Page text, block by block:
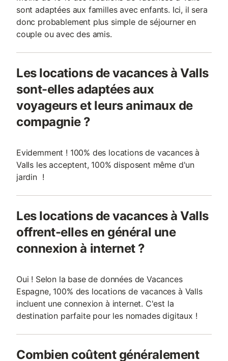
sont adaptées aux familles avec enfants. Ici, il sera
donc probablement plus simple de séjourner en
couple ou avec des amis.
Les locations de vacances à Valls
sont-elles adaptées aux
voyageurs et leurs animaux de
compagnie ?
Evidemment ! 100% des locations de vacances à
Valls les acceptent, 100% disposent même d'un
jardin !
Les locations de vacances à Valls
offrent-elles en général une
connexion à internet ?
Oui ! Selon la base de données de Vacances
Espagne, 100% des locations de vacances à Valls
incluent une connexion à internet. C'est la
destination parfaite pour les nomades digitaux !
Combien coûtent généralement